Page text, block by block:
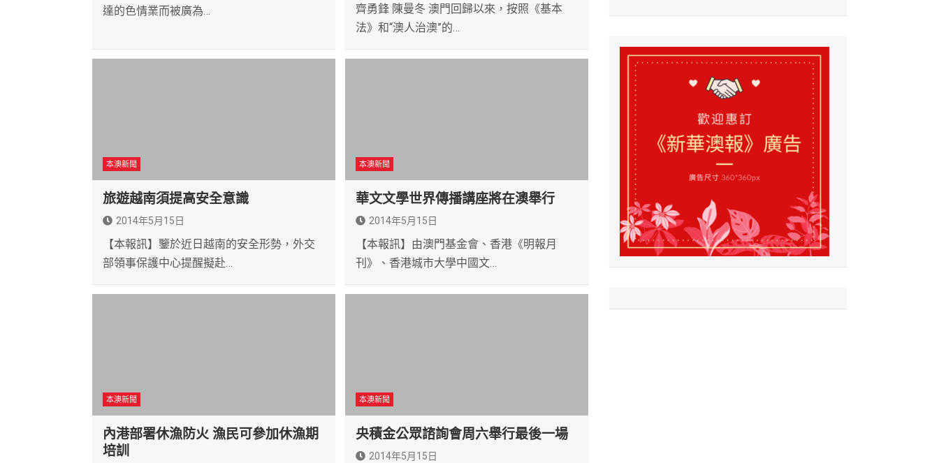
達的色情業而被廣為…
齊勇鋒 陳曼冬 澳門回歸以來，按照《基本
法》和“澳人治澳”的…
本澳新聞
旅遊越南須提高安全意識
2014年5月15日
【本報訊】鑒於近日越南的安全形勢，外交
部領事保護中心提醒擬赴…
本澳新聞
華文文學世界傳播講座將在澳舉行
2014年5月15日
【本報訊】由澳門基金會、香港《明報月
刊》、香港城市大學中國文…
本澳新聞
內港部署休漁防火 漁民可參加休漁期
培訓
本澳新聞
央積金公眾諮詢會周六舉行最後一場
2014年5月15日